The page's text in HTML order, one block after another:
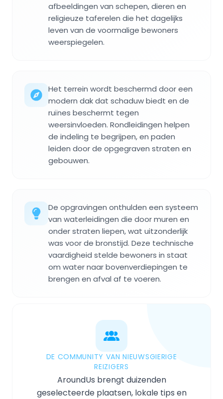
afbeeldingen van schepen, dieren en
religieuze taferelen die het dagelijks
leven van de voormalige bewoners
weerspiegelen.
Het terrein wordt beschermd door een
modern dak dat schaduw biedt en de
ruïnes beschermt tegen
weersinvloeden. Rondleidingen helpen
de indeling te begrijpen, en paden
leiden door de opgegraven straten en
gebouwen.
De opgravingen onthulden een systeem
van waterleidingen die door muren en
onder straten liepen, wat uitzonderlijk
was voor de bronstijd. Deze technische
vaardigheid stelde bewoners in staat
om water naar bovenverdiepingen te
brengen en afval af te voeren.
DE COMMUNITY VAN NIEUWSGIERIGE
REIZIGERS
AroundUs brengt duizenden
geselecteerde plaatsen, lokale tips en